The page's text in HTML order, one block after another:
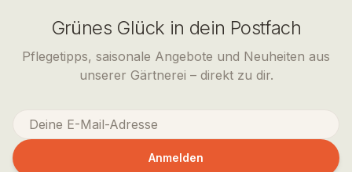
Grünes Glück in dein Postfach
Pflegetipps, saisonale Angebote und Neuheiten aus
unserer Gärtnerei – direkt zu dir.
Anmelden